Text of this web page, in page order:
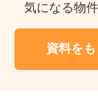
気になる物
資料をも